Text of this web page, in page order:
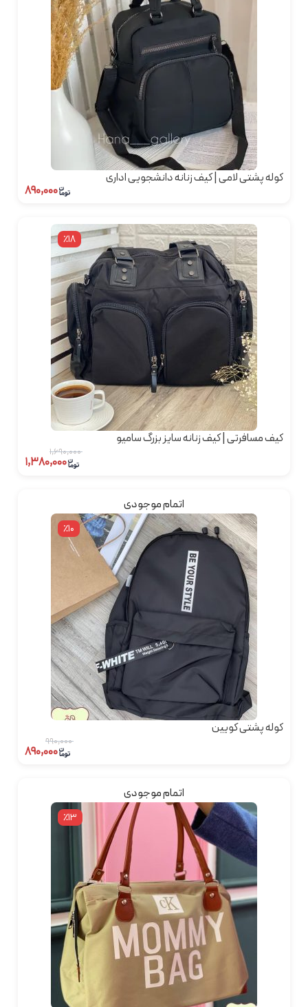
کوله پشتی لامی | کیف زنانه دانشجویی اداری
٪18
کیف مسافرتی | کیف زنانه سایز بزرگ سامیو
۱,۶۹۰,۰۰۰
اتمام موجودی
٪10
کوله پشتی کویین
۹۹۰,۰۰۰
اتمام موجودی
٪13